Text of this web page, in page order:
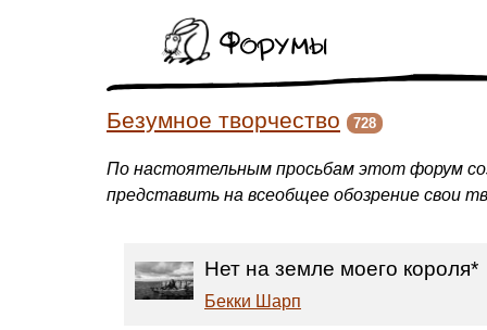
Форумы
Безумное творчество 728
По настоятельным просьбам этот форум
представить на всеобщее обозрение свои
Нет на земле моего короля*
Бекки Шарп